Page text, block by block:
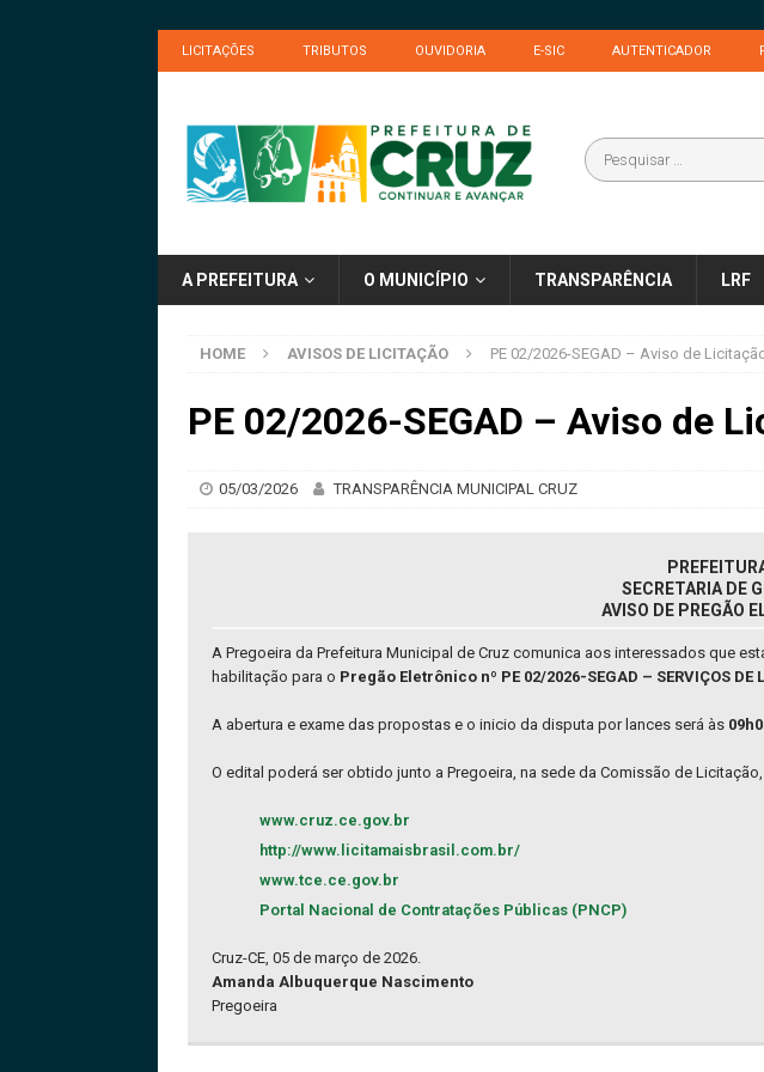
LICITAÇÕES TRIBUTOS OUVIDORIA E-SIC AUTENTICADOR
A PREFEITURA O MUNICÍPIO TRANSPARÊNCIA LRF
HOME AVISOS DE LICITAÇÃO PE 02/2026-SEGAD – Aviso de
PE 02/2026-SEGAD – Aviso de
05/03/2026 TRANSPARÊNCIA MUNICIPAL CRUZ
SECRETARIA DE
AVISO DE PREGÃO
A Pregoeira da Prefeitura Municipal de Cruz comunica aos interessados que
habilitação para o Pregão Eletrônico nº PE 02/2026-SEGAD – SERVIÇOS DE
A abertura e exame das propostas e o inicio da disputa por lances será às
O edital poderá ser obtido junto a Pregoeira, na sede da Comissão de
www.cruz.ce.gov.br
http://www.licitamaisbrasil.com.br/
www.tce.ce.gov.br
Portal Nacional de Contratações Públicas (PNCP)
Cruz-CE, 05 de março de 2026.
Amanda Albuquerque Nascimento
Pregoeira